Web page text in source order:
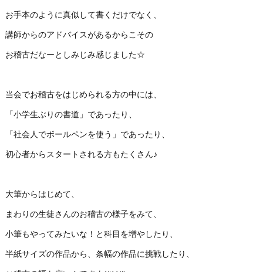
お手本のように真似して書くだけでなく、
講師からのアドバイスがあるからこその
お稽古だなーとしみじみ感じました☆
当会でお稽古をはじめられる方の中には、
「小学生ぶりの書道」であったり、
「社会人でボールペンを使う」であったり、
初心者からスタートされる方もたくさん♪
大筆からはじめて、
まわりの生徒さんのお稽古の様子をみて、
小筆もやってみたいな！と科目を増やしたり、
半紙サイズの作品から、条幅の作品に挑戦したり、